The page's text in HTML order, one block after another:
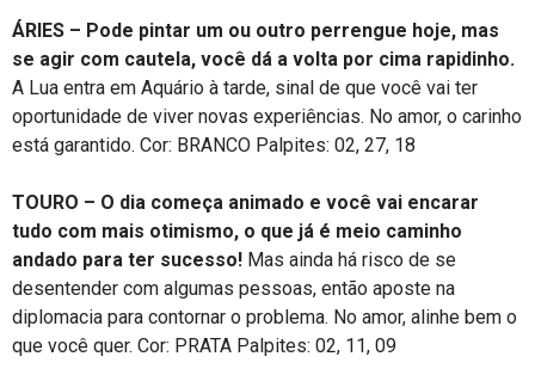
ÁRIES – Pode pintar um ou outro perrengue hoje, mas
se agir com cautela, você dá a volta por cima rapidinho.
A Lua entra em Aquário à tarde, sinal de que você vai ter
oportunidade de viver novas experiências. No amor, o carinho
está garantido. Cor: BRANCO Palpites: 02, 27, 18
TOURO – O dia começa animado e você vai encarar
tudo com mais otimismo, o que já é meio caminho
andado para ter sucesso! Mas ainda há risco de se
desentender com algumas pessoas, então aposte na
diplomacia para contornar o problema. No amor, alinhe bem o
que você quer. Cor: PRATA Palpites: 02, 11, 09